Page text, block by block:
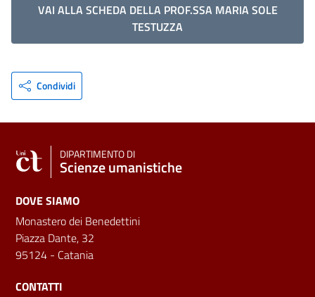
VAI ALLA SCHEDA DELLA PROF.SSA MARIA SOLE
TESTUZZA
Condividi
DIPARTIMENTO DI
Scienze umanistiche
DOVE SIAMO
Monastero dei Benedettini
Piazza Dante, 32
95124 - Catania
CONTATTI